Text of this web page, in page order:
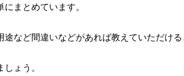
にまとめています。
途など間違いなどがあれば教えていただける
ょう。